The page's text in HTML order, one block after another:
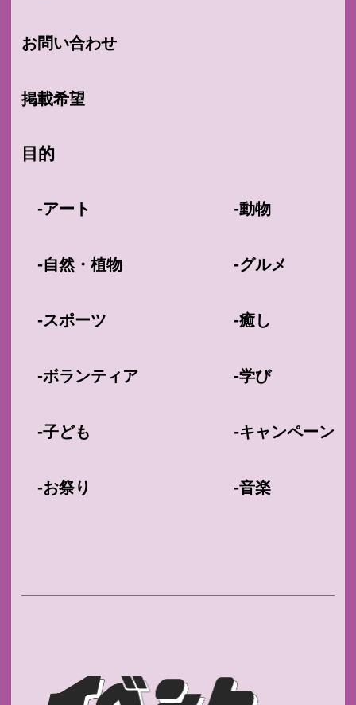
お問い合わせ
掲載希望
目的
-アート
-自然・植物
-スポーツ
-ボランティア
-子ども
-お祭り
-動物
-グルメ
-癒し
-学び
-キャンペーン
-音楽